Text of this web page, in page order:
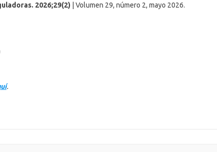
2026;29(2)
| Volumen 29, número 2, mayo 2026.
.